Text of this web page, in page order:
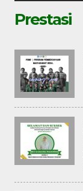
Prestasi